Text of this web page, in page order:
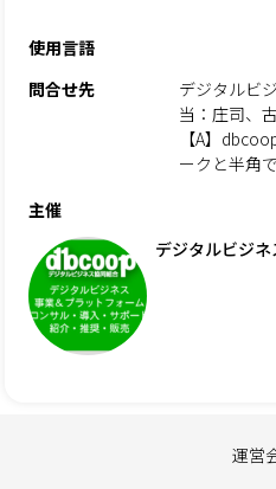
使用言語
問合せ先
デジタルビ
当：庄司
【A】
ークと半角
主催
デジタルビジ
運営